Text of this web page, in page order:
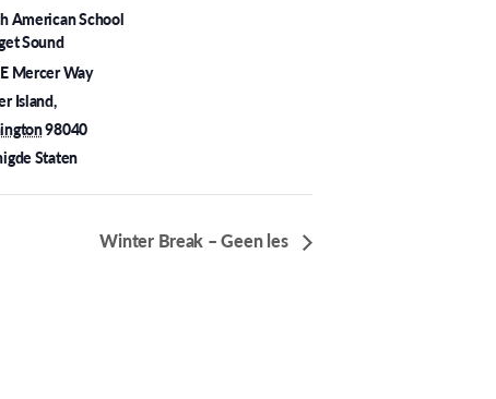
American School
Sound
Mercer Way
Island,
98040
Staten
Winter Break – Geen les